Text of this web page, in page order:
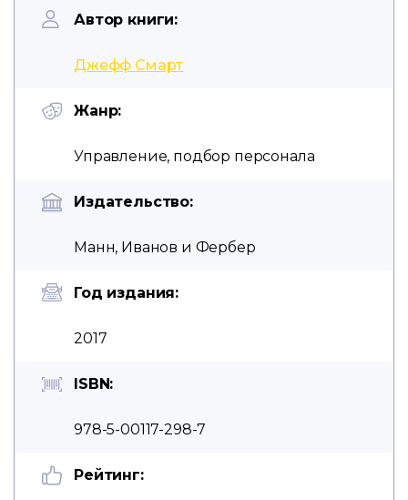
Автор книги:
Джефф Смарт
Жанр:
Управление, подбор персонала
Издательство:
Манн, Иванов и Фербер
Год издания:
2017
ISBN:
978-5-00117-298-7
Рейтинг: